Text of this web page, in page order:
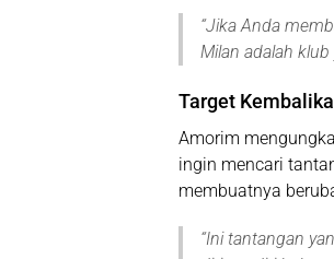
“Jika Anda
Milan adalah
Target
Amorim
ingin mencari
membuatnya
“Ini tantangan